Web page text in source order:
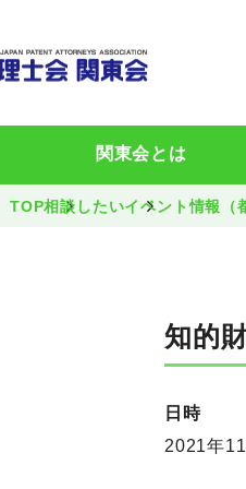
関東会とは
TOP相談したいイベント情報（
知的
日時
2021年